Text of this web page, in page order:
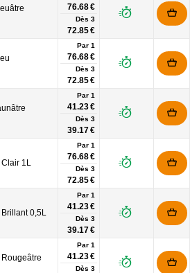
76.68 €
Dès 3
72.85 €
Par 1
76.68 €
Dès 3
72.85 €
Par 1
41.23 €
Dès 3
39.17 €
Clair 1L
Par 1
76.68 €
Dès 3
72.85 €
Brillant 0,5L
Par 1
41.23 €
Dès 3
39.17 €
Par 1
41.23 €
Dès 3